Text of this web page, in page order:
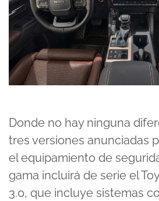
Donde no hay ninguna
tres versiones anunciadas
el equipamiento de
gama incluirá de serie el
3.0, que incluye sistemas